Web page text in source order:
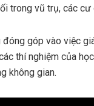
trong vũ trụ, các
đóng góp vào việc
thí nghiệm của
không gian.